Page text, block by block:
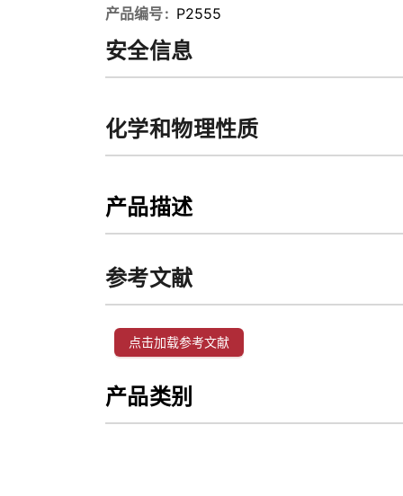
产品编号 P2555
安全信息
化学和物理性质
产品描述
参考文献
点击加载参考文献
产品类别